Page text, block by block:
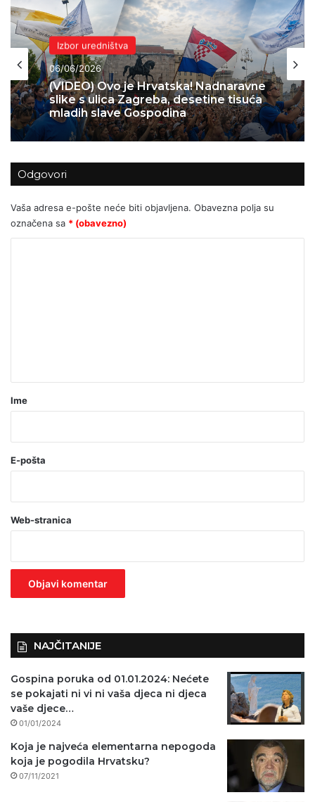
Izbor uredništva
06/06/2026
(VIDEO) Ovo je Hrvatska! Nadnaravne
mladih slave Gospodina
Domovina
04/06/2026
Skok 2 – operacija koja je spasila
Bihać – 1995.
Odgovori
Vaša adresa e-pošte neće biti objavljena. Obavezna polja su
označena sa * (obavezno)
r
o
a
v
z
Ime
E-pošta
Web-stranica
NAJČITANIJE
Gospina poruka od 01.01.2024: Nećete
se pokajati ni vi ni vaša djeca ni djeca
vaše djece…
01/01/2024
Koja je najveća elementarna nepogoda
koja je pogodila Hrvatsku?
07/11/2021